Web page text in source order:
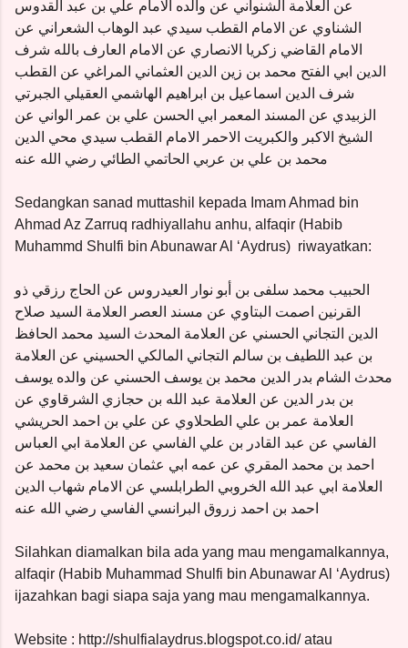
عن العلامة الشنواني عن والده الامام علي بن عبد القدوس
الشناوي عن الامام القطب سيدي عبد الوهاب الشعراني عن
الامام القاضي زكريا الانصاري عن الامام العارف بالله شرف
الدين ابي الفتح محمد بن زين الدين العثماني المراغي عن القطب
شرف الدين اسماعيل بن ابراهيم الهاشمي العقيلي الجبرتي
الزبيدي عن المسند المعمر ابي الحسن علي بن عمر الواني عن
الشيخ الاكبر والكبريت الاحمر الامام القطب سيدي محي الدين
محمد بن علي بن عربي الحاتمي الطائي رضي الله عنه
Sedangkan sanad muttashil kepada Imam Ahmad bin
Ahmad Az Zarruq radhiyallahu anhu, alfaqir (Habib
Muhammd Shulfi bin Abunawar Al ‘Aydrus) riwayatkan:
الحبيب محمد سلفى بن أبو نوار العيدروس عن الحاج رزقي ذو
القرنين اصمت البتاوي عن مسند العصر العلامة السيد صلاح
الدين التجاني الحسني عن العلامة المحدث السيد محمد الحافظ
بن عبد اللطيف بن سالم التجاني المالكي الحسيني عن العلامة
محدث الشام بدر الدين محمد بن يوسف الحسني عن والده يوسف
بن بدر الدين عن العلامة عبد الله بن حجازي الشرقاوي عن
العلامة عمر بن علي الطحلاوي عن علي بن احمد الحريشي
الفاسي عن عبد القادر بن علي الفاسي عن العلامة ابي العباس
احمد بن محمد المقري عن عمه ابي عثمان سعيد بن محمد عن
العلامة ابي عبد الله الخروبي الطرابلسي عن الامام شهاب الدين
احمد بن احمد زروق البرانسي الفاسي رضي الله عنه
Silahkan diamalkan bila ada yang mau mengamalkannya,
alfaqir (Habib Muhammad Shulfi bin Abunawar Al ‘Aydrus)
ijazahkan bagi siapa saja yang mau mengamalkannya.
Website : http://shulfialaydrus.blogspot.co.id/ atau